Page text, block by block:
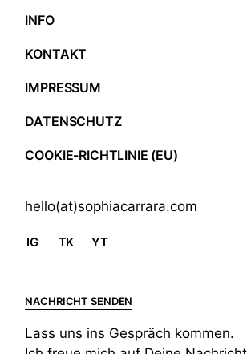
INFO
KONTAKT
IMPRESSUM
DATENSCHUTZ
COOKIE-RICHTLINIE (EU)
hello(at)sophiacarrara.com
IG TK YT
NACHRICHT SENDEN
Lass uns ins Gespräch kommen.